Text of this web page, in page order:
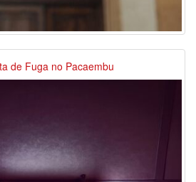
de Fuga no Pacaembu